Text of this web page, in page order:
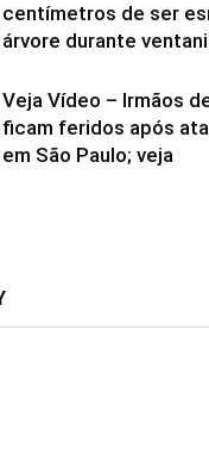
centímetros de ser
árvore durante
Veja Vídeo – Irmãos
ficam feridos após
em São Paulo; veja